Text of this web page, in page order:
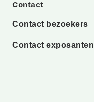
Contact
Contact bezoekers
Contact exposanten